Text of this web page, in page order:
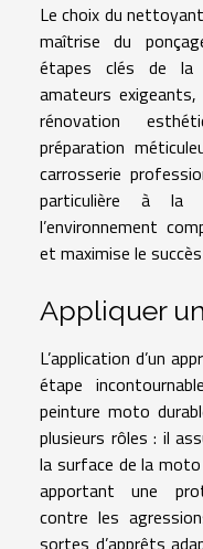
Le choix du
maîtrise du
étapes clés de la
amateurs
rénovation
préparation
carrosserie
particulière à
l’environnement
et maximise le
Appliquer
L’application d’un
étape
peinture moto
plusieurs rôles : il
la surface de la
apportant une
contre les